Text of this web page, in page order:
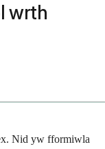
wrth
Nid yw fformiwla